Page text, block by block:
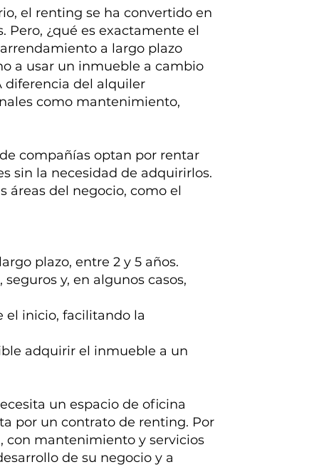
el renting se ha convertido en
Pero, ¿qué es exactamente el
a largo plazo
a usar un inmueble a cambio
diferencia del alquiler
como mantenimiento,
compañías optan por rentar
sin la necesidad de adquirirlos.
áreas del negocio, como el
plazo, entre 2 y 5 años.
y, en algunos casos,
el inicio, facilitando la
adquirir el inmueble a un
un espacio de oficina
por un contrato de renting. Por
con mantenimiento y servicios
de su negocio y a